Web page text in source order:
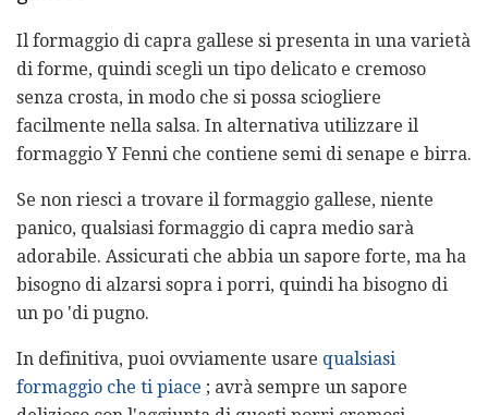
Il formaggio di capra gallese si presenta in una varietà
di forme, quindi scegli un tipo delicato e cremoso
senza crosta, in modo che si possa sciogliere
facilmente nella salsa. In alternativa utilizzare il
formaggio Y Fenni che contiene semi di senape e birra.
Se non riesci a trovare il formaggio gallese, niente
panico, qualsiasi formaggio di capra medio sarà
adorabile. Assicurati che abbia un sapore forte, ma ha
bisogno di alzarsi sopra i porri, quindi ha bisogno di
un po 'di pugno.
In definitiva, puoi ovviamente usare qualsiasi
formaggio che ti piace ; avrà sempre un sapore